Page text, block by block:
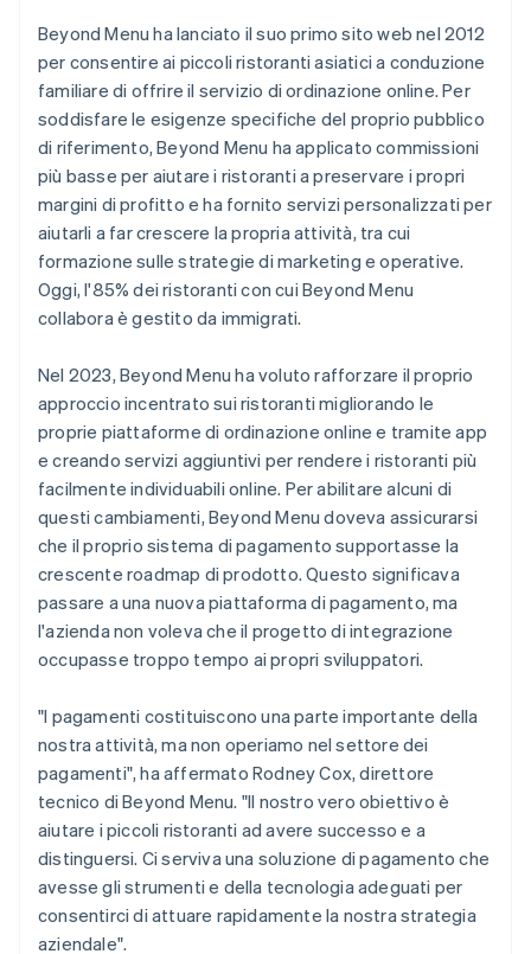
Beyond Menu ha lanciato il suo primo sito web nel 2012
per consentire ai piccoli ristoranti asiatici a conduzione
familiare di offrire il servizio di ordinazione online. Per
soddisfare le esigenze specifiche del proprio pubblico
di riferimento, Beyond Menu ha applicato commissioni
più basse per aiutare i ristoranti a preservare i propri
margini di profitto e ha fornito servizi personalizzati per
aiutarli a far crescere la propria attività, tra cui
formazione sulle strategie di marketing e operative.
Oggi, l'85% dei ristoranti con cui Beyond Menu
collabora è gestito da immigrati.
Nel 2023, Beyond Menu ha voluto rafforzare il proprio
approccio incentrato sui ristoranti migliorando le
proprie piattaforme di ordinazione online e tramite app
e creando servizi aggiuntivi per rendere i ristoranti più
facilmente individuabili online. Per abilitare alcuni di
questi cambiamenti, Beyond Menu doveva assicurarsi
che il proprio sistema di pagamento supportasse la
crescente roadmap di prodotto. Questo significava
passare a una nuova piattaforma di pagamento, ma
l'azienda non voleva che il progetto di integrazione
occupasse troppo tempo ai propri sviluppatori.
"I pagamenti costituiscono una parte importante della
nostra attività, ma non operiamo nel settore dei
pagamenti", ha affermato Rodney Cox, direttore
tecnico di Beyond Menu. "Il nostro vero obiettivo è
aiutare i piccoli ristoranti ad avere successo e a
distinguersi. Ci serviva una soluzione di pagamento che
avesse gli strumenti e della tecnologia adeguati per
consentirci di attuare rapidamente la nostra strategia
aziendale".